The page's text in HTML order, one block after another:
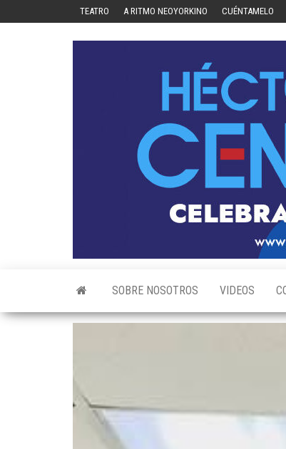
TEATRO A RITMO NEOYORKINO CUÉNTAMELO
SOBRE NOSOTROS VIDEOS